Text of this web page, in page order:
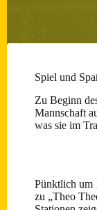
Spiel und
Zu Beginn
Mannschaft
was sie im
Pünktlich um
zu „Theo